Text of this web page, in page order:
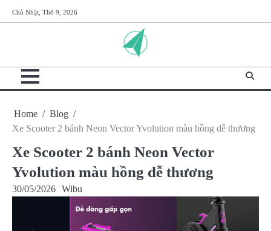
to
Chủ Nhật, Th8 9, 2026
Home
Blog
Xe Scooter 2 bánh Neon Vector Yvolution màu hồng dễ thương
Xe Scooter 2 bánh Neon Vector
Yvolution màu hồng dễ thương
30/05/2026 Wibu